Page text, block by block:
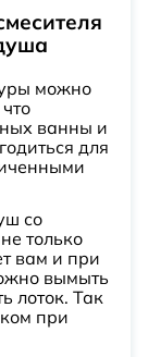
можно
ванны и
для
со
только
вам и при
вымыть
лоток. Так
при